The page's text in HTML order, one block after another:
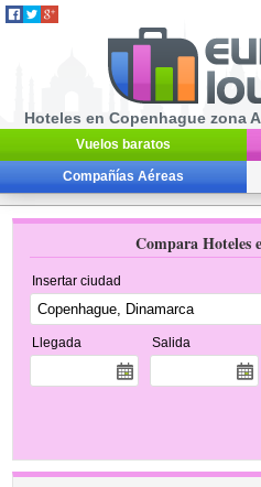
Hoteles en Copenhague zona
Vuelos baratos
Compañías Aéreas
Compara Hoteles
Insertar ciudad
Llegada Salida